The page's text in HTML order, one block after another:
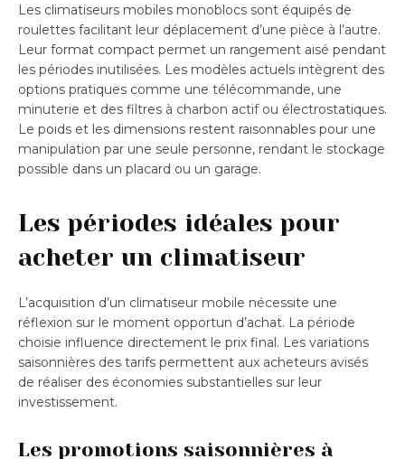
Les climatiseurs mobiles monoblocs sont équipés de
roulettes facilitant leur déplacement d’une pièce à l’autre.
Leur format compact permet un rangement aisé pendant
les périodes inutilisées. Les modèles actuels intègrent des
options pratiques comme une télécommande, une
minuterie et des filtres à charbon actif ou électrostatiques.
Le poids et les dimensions restent raisonnables pour une
manipulation par une seule personne, rendant le stockage
possible dans un placard ou un garage.
Les périodes idéales pour
acheter un climatiseur
L’acquisition d’un climatiseur mobile nécessite une
réflexion sur le moment opportun d’achat. La période
choisie influence directement le prix final. Les variations
saisonnières des tarifs permettent aux acheteurs avisés
de réaliser des économies substantielles sur leur
investissement.
Les promotions saisonnières à